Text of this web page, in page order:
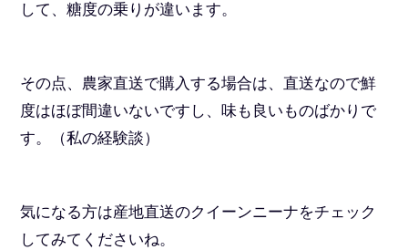
して、糖度の乗りが違います。
その点、農家直送で購入する場合は、直送なので鮮
度はほぼ間違いないですし、味も良いものばかりで
す。（私の経験談）
気になる方は産地直送のクイーンニーナをチェック
してみてくださいね。